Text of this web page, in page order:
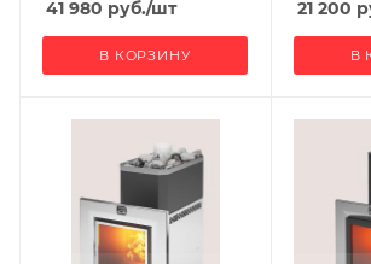
41 980 руб./шт
В КОРЗИНУ
21 200
В
Высота, мм Высота,